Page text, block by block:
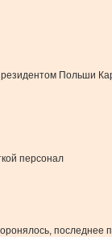
президентом
персонал